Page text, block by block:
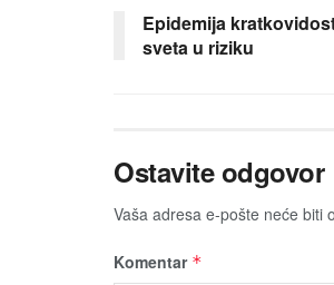
Epidemija
sveta u riziku
Ostavite odgovor
Vaša adresa e-pošte neće biti
Komentar *